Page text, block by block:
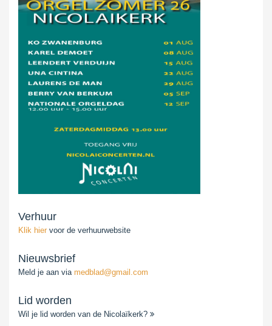
Verhuur
Klik hier voor de verhuurwebsite
Nieuwsbrief
Meld je aan via medblad@gmail.com
Lid worden
Wil je lid worden van de Nicolaïkerk?